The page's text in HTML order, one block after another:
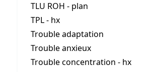
TLU ROH - plan
TPL - hx
Trouble adaptation
Trouble anxieux
Trouble concentration - hx